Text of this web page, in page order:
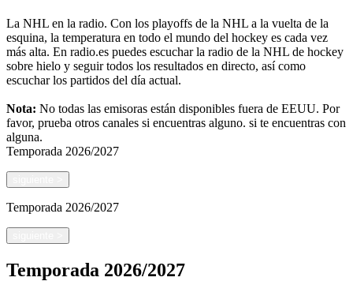
La NHL en la radio. Con los playoffs de la NHL a la vuelta de la
esquina, la temperatura en todo el mundo del hockey es cada vez
más alta. En radio.es puedes escuchar la radio de la NHL de hockey
sobre hielo y seguir todos los resultados en directo, así como
escuchar los partidos del día actual.
Nota: No todas las emisoras están disponibles fuera de EEUU. Por
favor, prueba otros canales si encuentras alguno. si te encuentras con
alguna.
Temporada 2026/2027
Temporada 2026/2027
Temporada 2026/2027